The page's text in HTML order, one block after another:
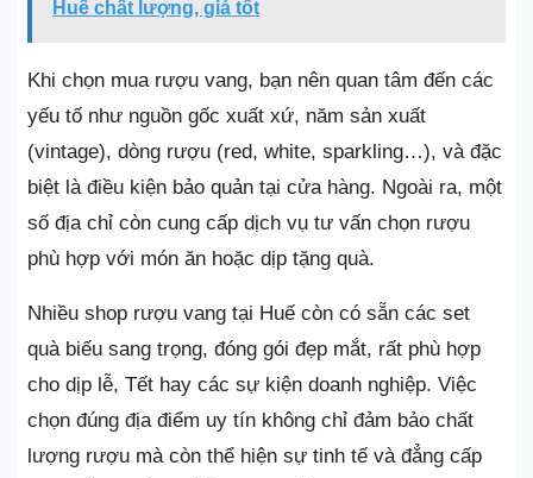
Huế chất lượng, giá tốt
Khi chọn mua rượu vang, bạn nên quan tâm đến các
yếu tố như nguồn gốc xuất xứ, năm sản xuất
(vintage), dòng rượu (red, white, sparkling…), và đặc
biệt là điều kiện bảo quản tại cửa hàng. Ngoài ra, một
số địa chỉ còn cung cấp dịch vụ tư vấn chọn rượu
phù hợp với món ăn hoặc dịp tặng quà.
Nhiều shop rượu vang tại Huế còn có sẵn các set
quà biếu sang trọng, đóng gói đẹp mắt, rất phù hợp
cho dịp lễ, Tết hay các sự kiện doanh nghiệp. Việc
chọn đúng địa điểm uy tín không chỉ đảm bảo chất
lượng rượu mà còn thể hiện sự tinh tế và đẳng cấp